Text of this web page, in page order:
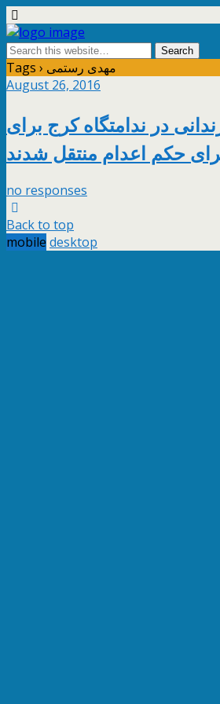
Tags › مهدی رستمی
August 26, 2016
کم ۸ زندانی در ندامتگاه کرج برای
حکم اعدام منتقل شدند
no responses
Back to top
mobile desktop